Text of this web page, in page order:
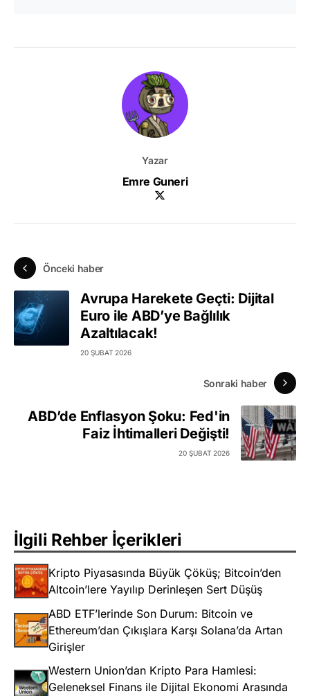
Yazar
Emre Guneri
Önceki haber
Avrupa Harekete Geçti: Dijital
Euro ile ABD’ye Bağlılık
Azaltılacak!
20 ŞUBAT 2026
Sonraki haber
ABD’de Enflasyon Şoku: Fed'in
Faiz İhtimalleri Değişti!
20 ŞUBAT 2026
İlgili Rehber İçerikleri
Kripto Piyasasında Büyük Çöküş; Bitcoin’den
Altcoin’lere Yayılıp Derinleşen Sert Düşüş
ABD ETF’lerinde Son Durum: Bitcoin ve
Ethereum’dan Çıkışlara Karşı Solana’da Artan
Girişler
Western Union’dan Kripto Para Hamlesi:
Geleneksel Finans ile Dijital Ekonomi Arasında